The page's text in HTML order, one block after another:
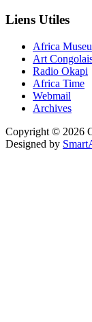
Liens Utiles
Africa
Art
Radio Okapi
Africa Time
Webmail
Archives
Copyright © 2026
Designed by